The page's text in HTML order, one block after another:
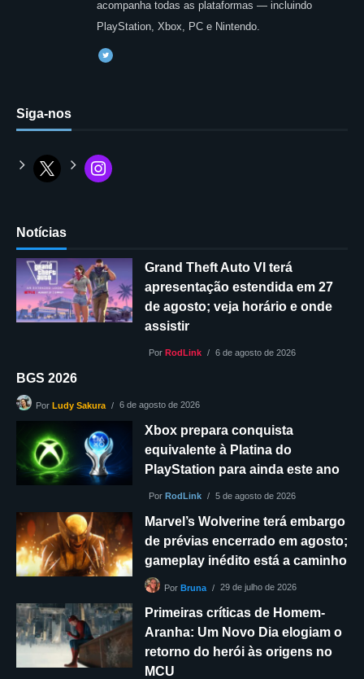
acompanha todas as plataformas — incluindo
PlayStation, Xbox, PC e Nintendo.
Siga-nos
Notícias
Grand Theft Auto VI terá
apresentação estendida em 27
de agosto; veja horário e onde
assistir
Por RodLink 6 de agosto de 2026
BGS 2026
Por Ludy Sakura 6 de agosto de 2026
Xbox prepara conquista
equivalente à Platina do
PlayStation para ainda este ano
Por RodLink 5 de agosto de 2026
Marvel’s Wolverine terá embargo
de prévias encerrado em agosto;
gameplay inédito está a caminho
Por Bruna 29 de julho de 2026
Primeiras críticas de Homem-
Aranha: Um Novo Dia elogiam o
retorno do herói às origens no
MCU